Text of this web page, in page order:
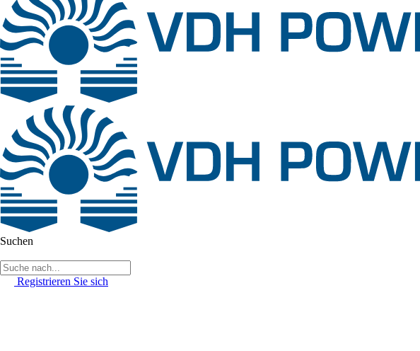
Suchen
Registrieren Sie sich